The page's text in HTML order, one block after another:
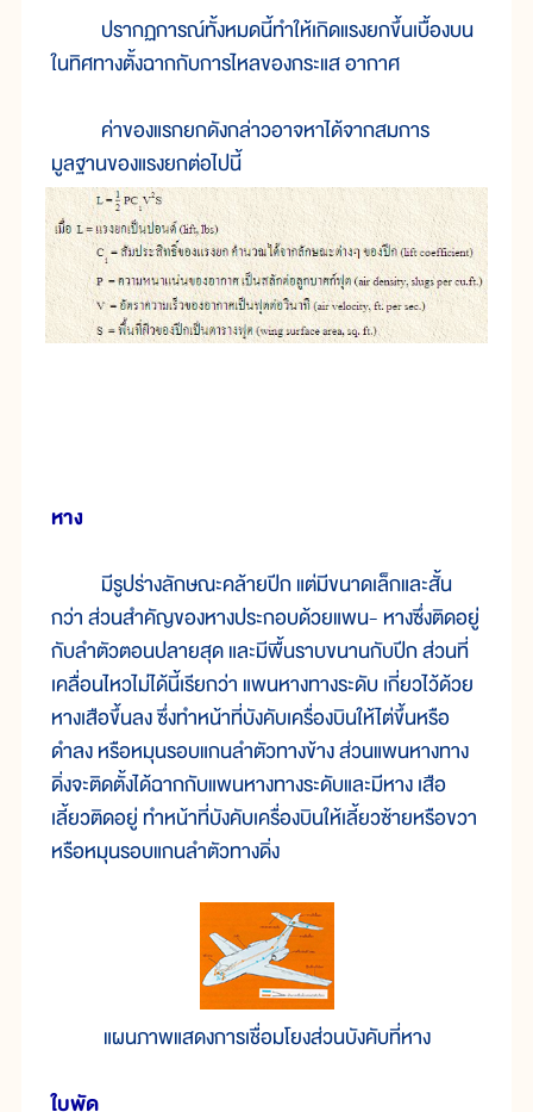
ปรากฏการณ์ทั้งหมดนี้ทำให้เกิดแรงยกขึ้นเบื้องบน
ในทิศทางตั้งฉากกับการไหลของกระแส อากาศ
ค่าของแรกยกดังกล่าวอาจหาได้จากสมการ
มูลฐานของแรงยกต่อไปนี้
หาง
มีรูปร่างลักษณะคล้ายปีก แต่มีขนาดเล็กและสั้น
กว่า ส่วนสำคัญของหางประกอบด้วยแพน- หางซึ่งติดอยู่
กับลำตัวตอนปลายสุด และมีพื้นราบขนานกับปีก ส่วนที่
เคลื่อนไหวไม่ได้นี้เรียกว่า แพนหางทางระดับ เกี่ยวไว้ด้วย
หางเสือขึ้นลง ซึ่งทำหน้าที่บังคับเครื่องบินให้ไต่ขึ้นหรือ
ดำลง หรือหมุนรอบแกนลำตัวทางข้าง ส่วนแพนหางทาง
ดิ่งจะติดตั้งได้ฉากกับแพนหางทางระดับและมีหาง เสือ
เลี้ยวติดอยู่ ทำหน้าที่บังคับเครื่องบินให้เลี้ยวซ้ายหรือขวา
หรือหมุนรอบแกนลำตัวทางดิ่ง
แผนภาพแสดงการเชื่อมโยงส่วนบังคับที่หาง
ใบพัด